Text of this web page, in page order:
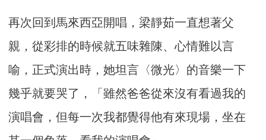
再次回到馬來西亞開唱，梁靜茹一直想著父
親，從彩排的時候就五味雜陳、心情難以言
喻，正式演出時，她坦言〈微光〉的音樂一下
幾乎就要哭了，「雖然爸爸從來沒有看過我的
演唱會，但每一次我都覺得他有來現場，坐在